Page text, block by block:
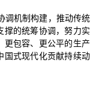
调机制构建，推动传统
撑的统筹协调，努力实
更包容、更公平的生产
国式现代化贡献持续动